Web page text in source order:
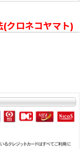
クロネコヤマト)